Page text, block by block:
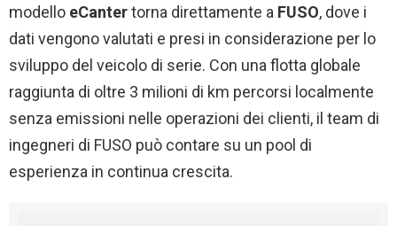
modello eCantertorna direttamente a FUSO, dove i
dati vengono valutati e presi in considerazione per lo
sviluppo del veicolo di serie. Con una flotta globale
raggiunta di oltre 3 milioni di km percorsi localmente
senza emissioni nelle operazioni dei clienti, il team di
ingegneri di FUSO può contare su un pool di
esperienza in continua crescita.